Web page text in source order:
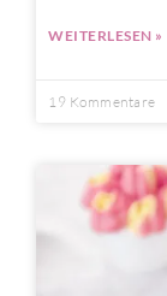
WEITERLESEN »
19 Kommentare